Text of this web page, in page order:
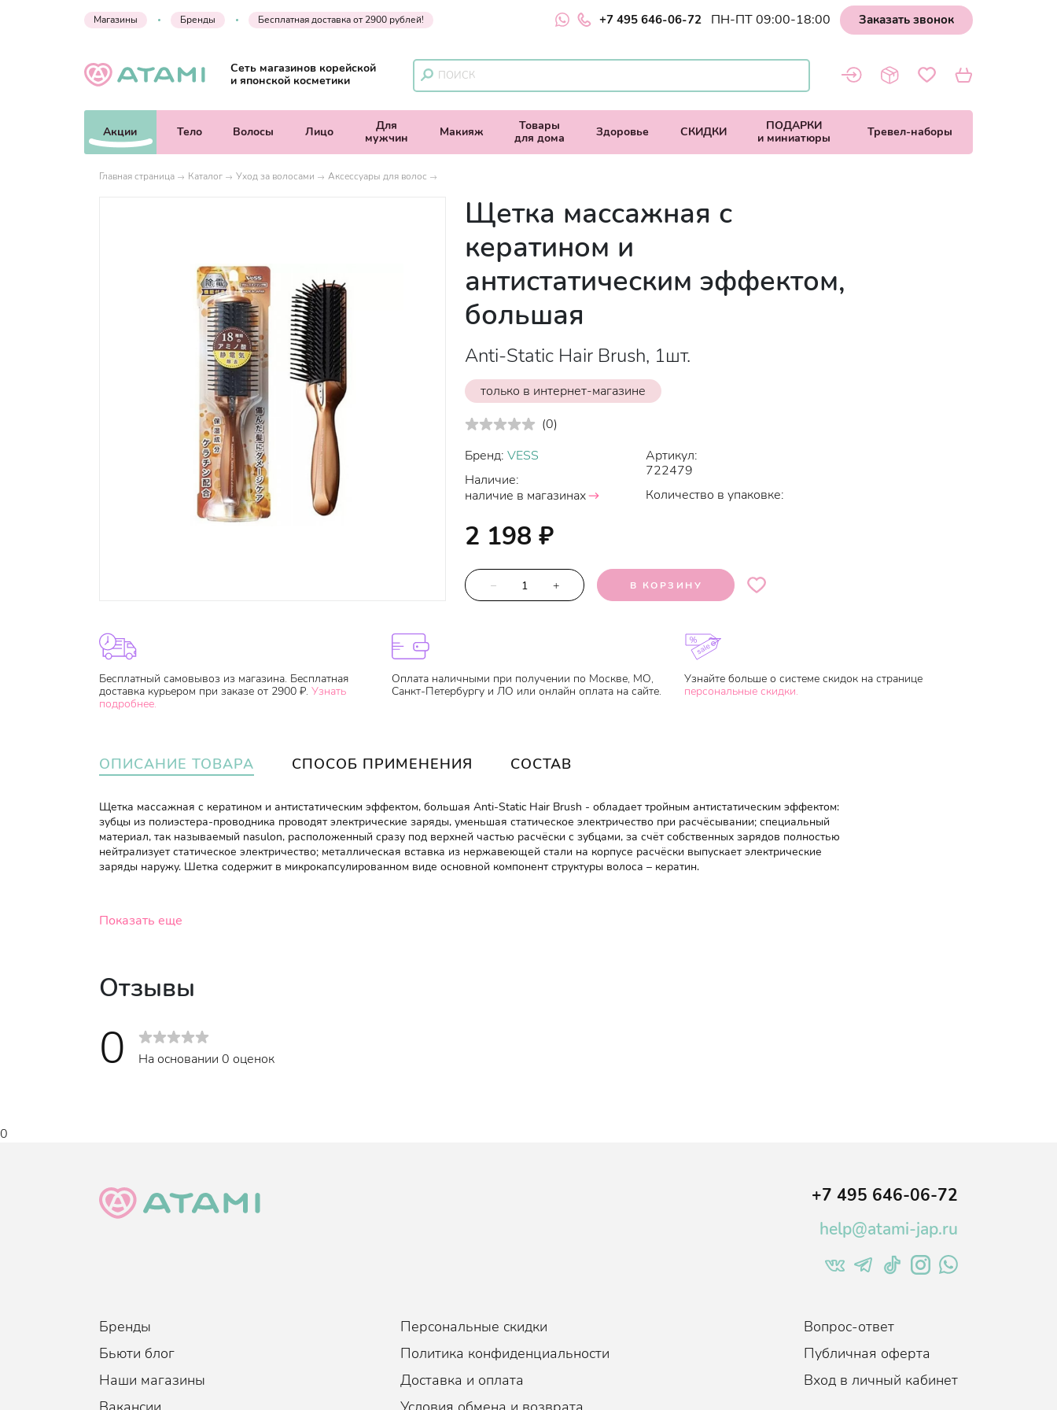
Магазины Бренды Бесплатная доставка от 2900 рублей! +7 495 646-06-72 ПН-ПТ 09:00-18:00 Заказать звонок
Сеть магазинов корейской
и японской косметики
Акции Тело Волосы Лицо
Для
мужчин
Макияж
Товары
для дома
Здоровье СКИДКИ
ПОДАРКИ
и миниатюры
Тревел-наборы
Главная страница Каталог Уход за волосами Аксессуары для волос
Щетка массажная с
кератином и
антистатическим эффектом,
большая
Anti-Static Hair Brush, 1шт.
только в интернет-магазине
(0)
Бренд: VESS
Наличие:
наличие в магазинах
Артикул:
722479
Количество в упаковке:
2 198 ₽
– + В КОРЗИНУ
Бесплатный самовывоз из магазина. Бесплатная
доставка курьером при заказе от 2900 ₽. Узнать
подробнее.
Оплата наличными при получении по Москве, МО,
Санкт-Петербургу и ЛО или онлайн оплата на сайте.
Узнайте больше о системе скидок на странице
персональные скидки.
ОПИСАНИЕ ТОВАРА СПОСОБ ПРИМЕНЕНИЯ СОСТАВ
Щетка массажная с кератином и антистатическим эффектом, большая Anti-Static Hair Brush - обладает тройным антистатическим эффектом:
зубцы из полиэстера-проводника проводят электрические заряды, уменьшая статическое электричество при расчёсывании; специальный
материал, так называемый nasulon, расположенный сразу под верхней частью расчёски с зубцами, за счёт собственных зарядов полностью
нейтрализует статическое электричество; металлическая вставка из нержавеющей стали на корпусе расчёски выпускает электрические
заряды наружу. Шетка содержит в микрокапсулированном виде основной компонент структуры волоса – кератин.
Показать еще
Отзывы
0 На основании 0 оценок
0
+7 495 646-06-72
help@atami-jap.ru
Бренды
Бьюти блог
Наши магазины
Персональные скидки
Политика конфиденциальности
Доставка и оплата
Вопрос-ответ
Публичная оферта
Вход в личный кабинет